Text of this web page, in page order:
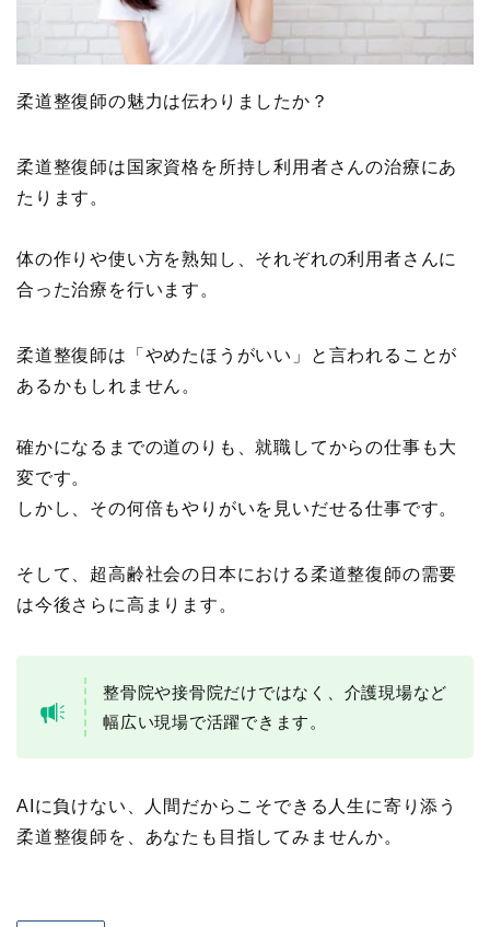
柔道整復師の魅力は伝わりましたか？
柔道整復師は国家資格を所持し利用者さんの治療にあ
たります。
体の作りや使い方を熟知し、それぞれの利用者さんに
合った治療を行います。
柔道整復師は「やめたほうがいい」と言われることが
あるかもしれません。
確かになるまでの道のりも、就職してからの仕事も大
変です。
しかし、その何倍もやりがいを見いだせる仕事です。
そして、超高齢社会の日本における柔道整復師の需要
は今後さらに高まります。
整骨院や接骨院だけではなく、介護現場など
幅広い現場で活躍できます。
AIに負けない、人間だからこそできる人生に寄り添う
柔道整復師を、あなたも目指してみませんか。